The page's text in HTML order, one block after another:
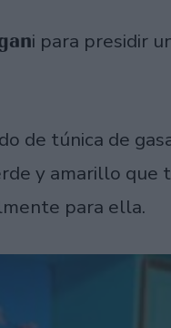
i para presidir
de túnica de
y amarillo que
para ella.